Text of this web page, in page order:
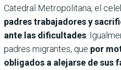
Catedral Metropolitana, el
padres trabajadores y
ante las dificultades .
padres migrantes, que por
obligados a alejarse de sus